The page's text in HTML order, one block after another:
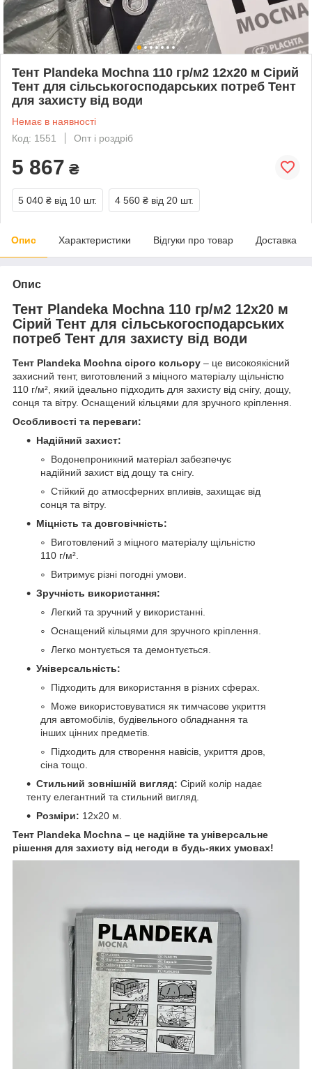
Тент Plandeka Мосhnа 110 гр/м2 12х20 м Сірий
Тент для сільськогосподарських потреб Тент
для захисту від води
Немає в наявності
Код: 1551
Опт і роздріб
5 867 ₴
5 040 ₴ від 10 шт. 4 560 ₴ від 20 шт.
Опис Характеристики Відгуки про товар Доставка
Опис
Тент Plandeka Мосhnа 110 гр/м2 12х20 м
Сірий Тент для сільськогосподарських
потреб Тент для захисту від води
Тент Plandeka Mochnа сірого кольору – це високоякісний
захисний тент, виготовлений з міцного матеріалу щільністю
110 г/м², який ідеально підходить для захисту від снігу, дощу,
сонця та вітру. Оснащений кільцями для зручного кріплення.
Особливості та переваги:
Надійний захист:
Водонепроникний матеріал забезпечує
надійний захист від дощу та снігу.
Стійкий до атмосферних впливів, захищає від
сонця та вітру.
Міцність та довговічність:
Виготовлений з міцного матеріалу щільністю
110 г/м².
Витримує різні погодні умови.
Зручність використання:
Легкий та зручний у використанні.
Оснащений кільцями для зручного кріплення.
Легко монтується та демонтується.
Універсальність:
Підходить для використання в різних сферах.
Може використовуватися як тимчасове укриття
для автомобілів, будівельного обладнання та
інших цінних предметів.
Підходить для створення навісів, укриття дров,
сіна тощо.
Стильний зовнішній вигляд: Сірий колір надає
тенту елегантний та стильний вигляд.
Розміри: 12х20 м.
Тент Plandeka Mochnа – це надійне та універсальне
рішення для захисту від негоди в будь-яких умовах!